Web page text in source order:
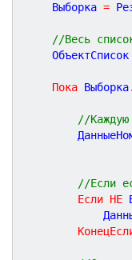
	Выборка
=
//Весь
	ОбъектСписок
Пока Выборка.
//Каждую
//Если
Если НЕ